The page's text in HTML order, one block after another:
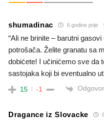
shumadinac 6 godine prije
“Ali ne brinite – barutni
potrošača. Želite granatu sa
dobićete! I učinićemo sve da
sastojaka koji bi eventualno
15 -1
Dragance iz Slovacke